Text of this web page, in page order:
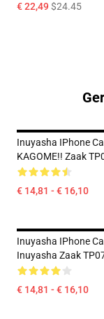
€ 22,49$24.45
Inuyasha IPhone
KAGOME!! Zaak
€ 14,81 - € 16,10
Inuyasha IPhone
Inuyasha Zaak
€ 14,81 - € 16,10